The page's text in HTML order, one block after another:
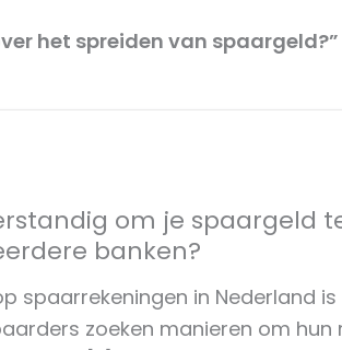
het spreiden van spaargeld?”
om je spaargeld
banken?
spaarrekeningen in Nederland
zoeken manieren om